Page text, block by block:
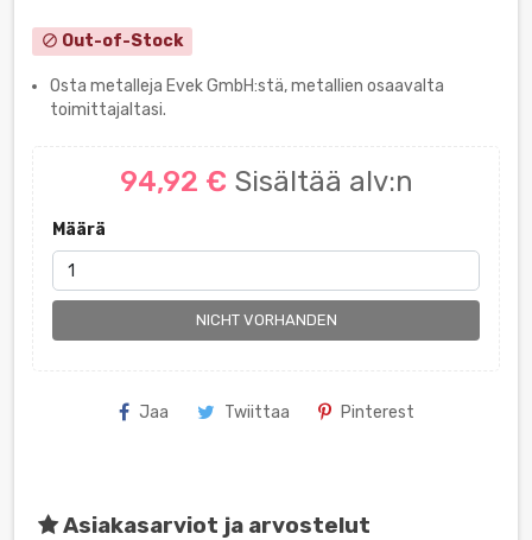
block Out-of-Stock
Osta metalleja Evek GmbH:stä, metallien osaavalta
toimittajaltasi.
94,92 € Sisältää alv:n
Määrä
NICHT VORHANDEN
Jaa Twiittaa Pinterest
Asiakasarviot ja arvostelut